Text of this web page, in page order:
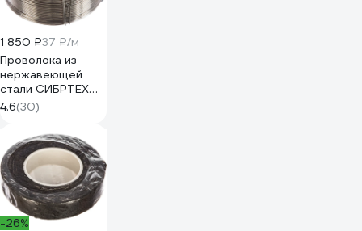
1 850 ₽37 ₽/м
Проволока из
нержавеющей
стали СИБРТЕХ
1,2мм длина 50м
47763
4.6(30)
-26%